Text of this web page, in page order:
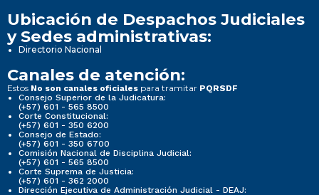
Ubicación de Despachos Judiciales
y Sedes administrativas:
Directorio Nacional
Canales de atención:
Estos No son canales oficiales para tramitar PQRSDF
Consejo Superior de la Judicatura:
(+57) 601 - 565 8500
Corte Constitucional:
(+57) 601 - 350 6200
Consejo de Estado:
(+57) 601 - 350 6700
Comisión Nacional de Disciplina Judicial:
(+57) 601 - 565 8500
Corte Suprema de Justicia:
(+57) 601 - 362 2000
Dirección Ejecutiva de Administración Judicial - DEAJ: